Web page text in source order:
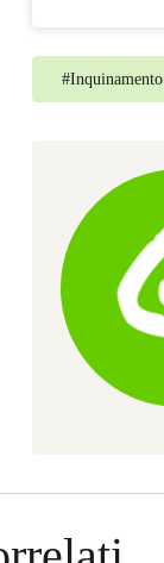
#Inquinamento